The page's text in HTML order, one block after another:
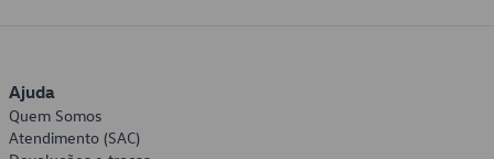
Ajuda
Quem Somos
Atendimento (SAC)